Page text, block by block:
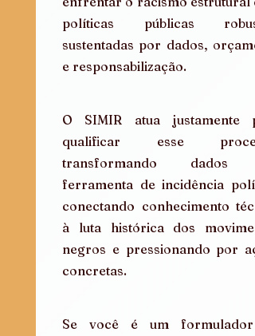
políticas públicas
sustentadas por dados,
e responsabilização.
O SIMIR atua justamente
qualificar esse
transformando dados
ferramenta de incidência
conectando conhecimento
à luta histórica dos
negros e pressionando por
concretas.
Se você é um formulador